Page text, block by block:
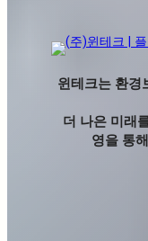
윈테크는 환경
더 나은 미래
영을 통